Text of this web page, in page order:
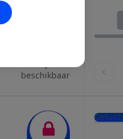
beschikbaar